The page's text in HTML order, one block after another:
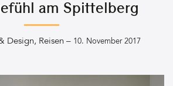
am Spittelberg
Design, Reisen – 10. November 2017